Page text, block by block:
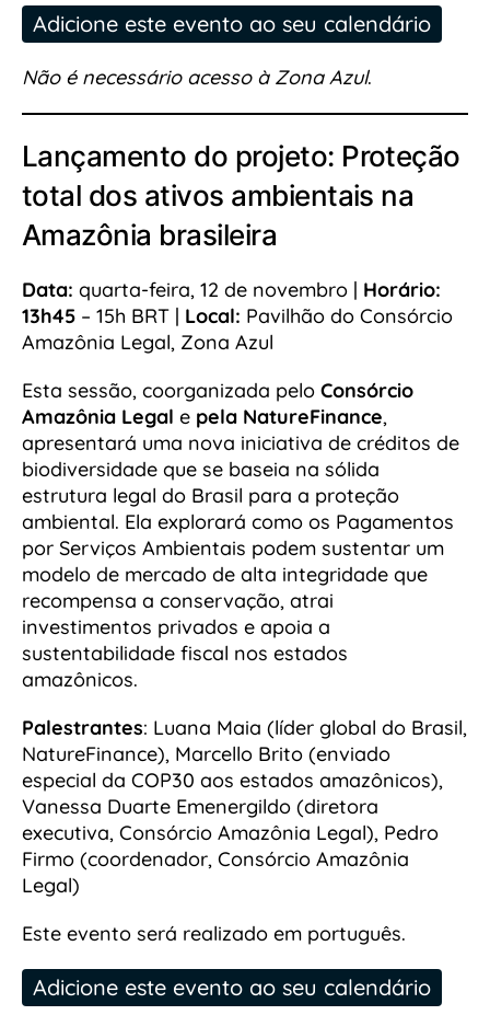
Adicione este evento ao seu calendário
Não é necessário acesso à Zona Azul.
Lançamento do projeto: Proteção
total dos ativos ambientais na
Amazônia brasileira
Data: quarta-feira, 12 de novembro | Horário:
13h45 – 15h BRT | Local: Pavilhão do Consórcio
Amazônia Legal, Zona Azul
Esta sessão, coorganizada pelo Consórcio
Amazônia Legal e pela NatureFinance,
apresentará uma nova iniciativa de créditos de
biodiversidade que se baseia na sólida
estrutura legal do Brasil para a proteção
ambiental. Ela explorará como os Pagamentos
por Serviços Ambientais podem sustentar um
modelo de mercado de alta integridade que
recompensa a conservação, atrai
investimentos privados e apoia a
sustentabilidade fiscal nos estados
amazônicos.
Palestrantes: Luana Maia (líder global do Brasil,
NatureFinance), Marcello Brito (enviado
especial da COP30 aos estados amazônicos),
Vanessa Duarte Emenergildo (diretora
executiva, Consórcio Amazônia Legal), Pedro
Firmo (coordenador, Consórcio Amazônia
Legal)
Este evento será realizado em português.
Adicione este evento ao seu calendário